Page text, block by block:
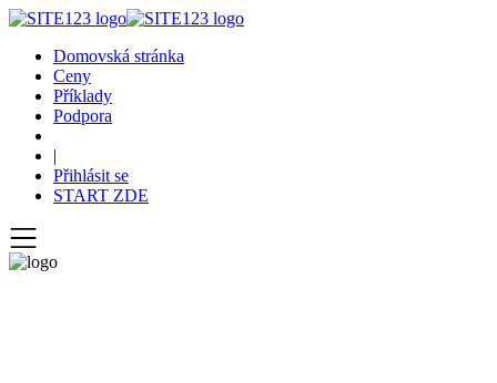
Domovská stránka
Ceny
Příklady
Podpora
|
Přihlásit se
START ZDE